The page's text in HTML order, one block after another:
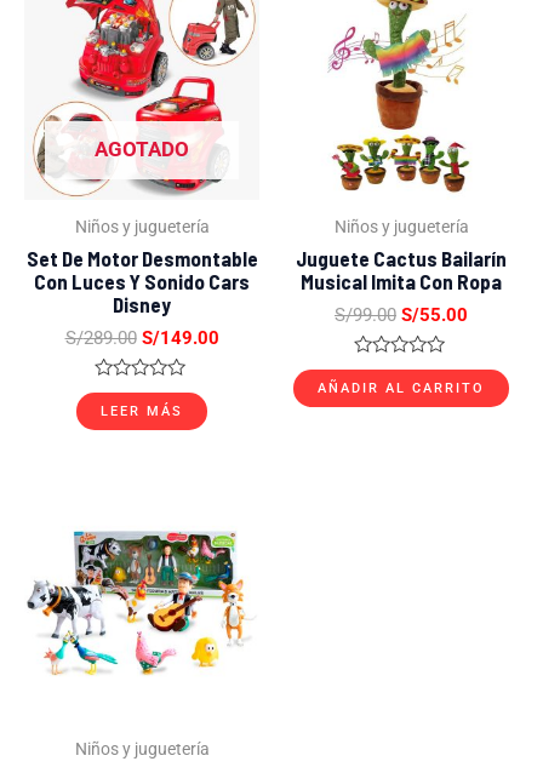
AGOTADO
Niños y juguetería
Set De Motor Desmontable
Con Luces Y Sonido Cars
Disney
S/289.00
original
era:
S/289.00.
S/149.00
actual
es:
S/149.00.
Valorado
con
0
LEER MÁS
Niños y juguetería
Juguete Cactus Bailarín
Musical Imita Con Ropa
S/99.00
original
era:
S/99.00.
S/55.00
Valorado
con
0
AÑADIR AL CARRITO
Niños y juguetería
original
era:
S/199.00.
actual
es:
S/119.00.